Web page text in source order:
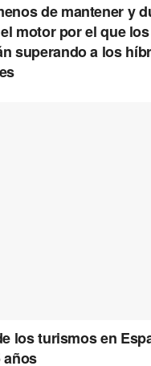
de mantener y
motor por el que
superando a los
los turismos en
años